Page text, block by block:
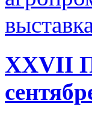
XXVII